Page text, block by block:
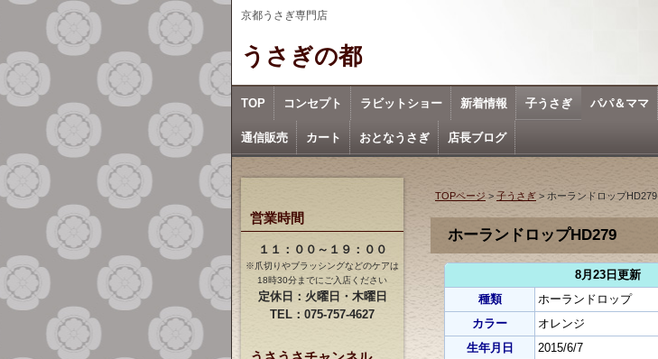
京都うさぎ専門店
うさぎの都
TOP コンセプト ラビットショー 新着情報 子うさぎ パパ＆ママ
通信販売 カート おとなうさぎ 店長ブログ
TOPページ> 子うさぎ > ホーランドロップHD279
ホーランドロップHD279
8月23日更新
種類
ホーランドロップ
カラー
オレンジ
生年月日
2015/6/7
営業時間
１１：００～１９：００
※爪切りやブラッシングなどのケアは
18時30分までにご入店ください
定休日：火曜日・木曜日
TEL：075-757-4627